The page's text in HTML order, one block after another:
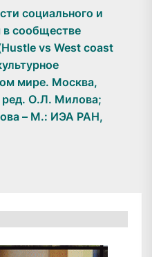
социального и
в сообществе
vs West coast
мире. Москва,
ред. О.Л. Милова;
– М.: ИЭА РАН,